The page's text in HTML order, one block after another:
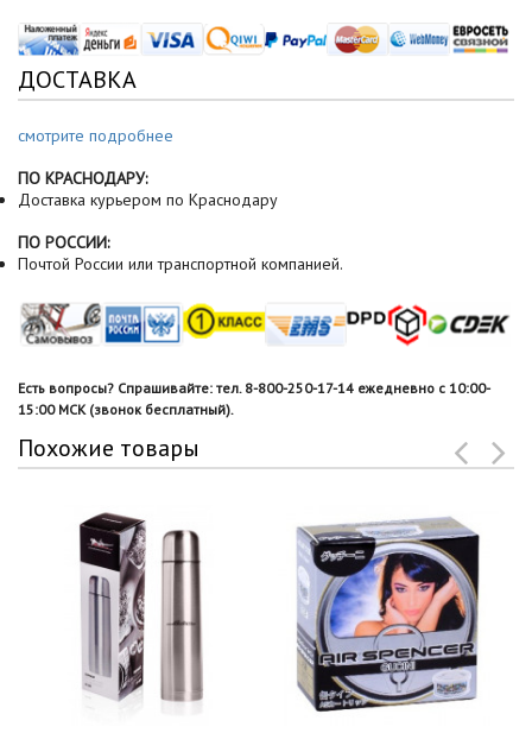
ДОСТАВКА
смотрите подробнее
ПО КРАСНОДАРУ:
Доставка курьером по Краснодару
ПО РОССИИ:
Почтой России или транспортной компанией.
Есть вопросы? Спрашивайте: тел. 8-800-250-17-14 ежедневно с 10:00-
15:00 МСК (звонок бесплатный).
Похожие товары